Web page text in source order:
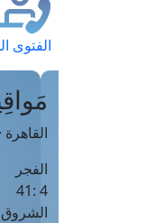
الفتوى
القاهرة · 07 أغسطس 2026 م
الفجر
4 :41
الشروق